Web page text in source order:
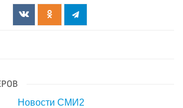
Новости СМИ2